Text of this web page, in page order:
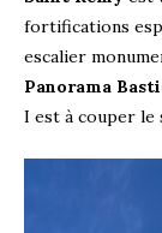
fortifications
escalier
Panorama
I est à couper le